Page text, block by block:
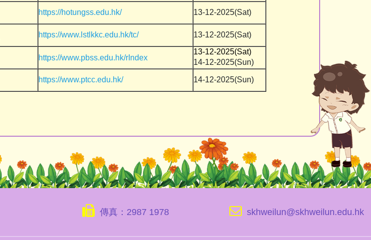
https://hotungss.edu.hk/
13-12-2025(Sat)
https://www.lstlkkc.edu.hk/tc/
13-12-2025(Sat)
https://www.pbss.edu.hk/rIndex
13-12-2025(Sat)
14-12-2025(Sun)
https://www.ptcc.edu.hk/ 14-12-2025(Sun)
傳真：2987 1978 skhweilun@skhweilun.edu.hk